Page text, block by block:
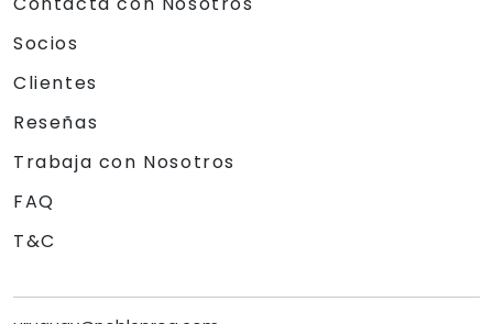
Socios
Clientes
Reseñas
Trabaja con Nosotros
FAQ
T&C